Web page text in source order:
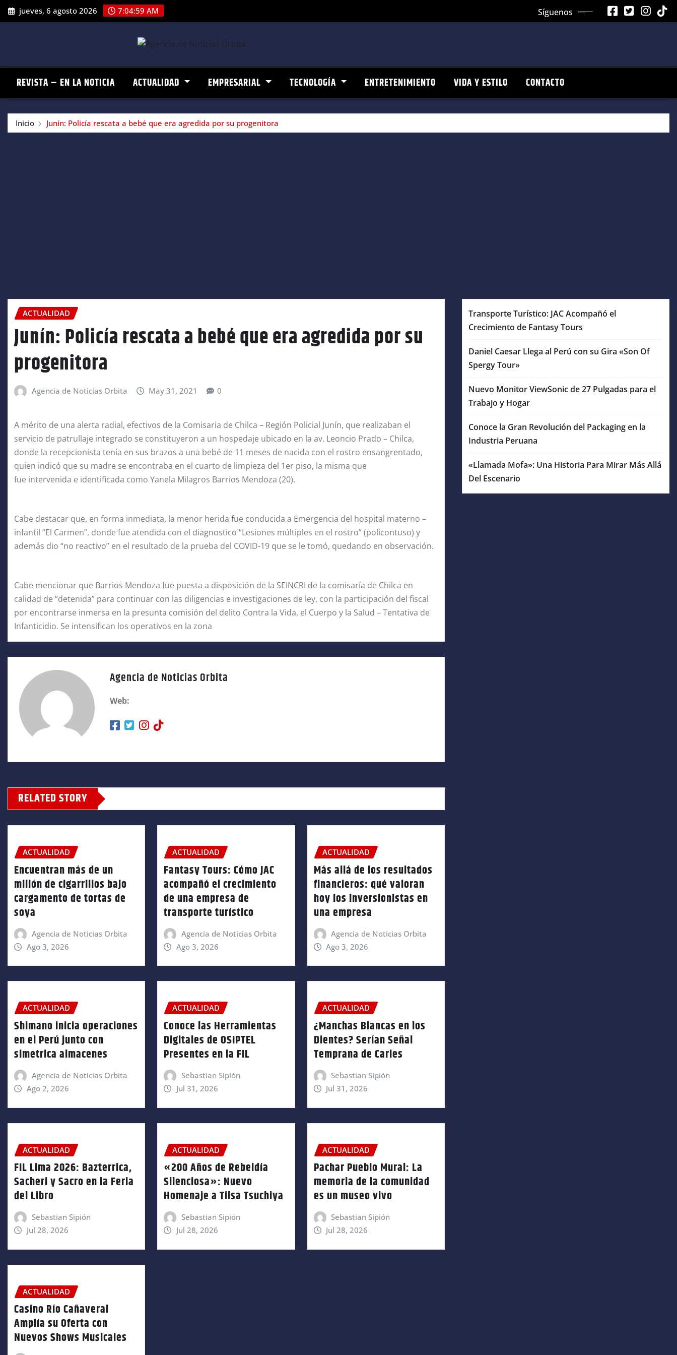
Saltar
al
jueves, 6 agosto 2026 7:04:59 AM Síguenos
REVISTA – EN LA NOTICIA ACTUALIDAD EMPRESARIAL TECNOLOGÍA ENTRETENIMIENTO VIDA Y ESTILO CONTACTO
Inicio Junín: Policía rescata a bebé que era agredida por su progenitora
ACTUALIDAD
Junín: Policía rescata a bebé que era agredida por su
progenitora
Agencia de Noticias Orbita May 31, 2021 0
A mérito de una alerta radial, efectivos de la Comisaria de Chilca – Región Policial Junín, que realizaban el
servicio de patrullaje integrado se constituyeron a un hospedaje ubicado en la av. Leoncio Prado – Chilca,
donde la recepcionista tenía en sus brazos a una bebé de 11 meses de nacida con el rostro ensangrentado,
quien indicó que su madre se encontraba en el cuarto de limpieza del 1er piso, la misma que
fue intervenida e identificada como Yanela Milagros Barrios Mendoza (20).
Cabe destacar que, en forma inmediata, la menor herida fue conducida a Emergencia del hospital materno –
infantil “El Carmen”, donde fue atendida con el diagnostico “Lesiones múltiples en el rostro” (policontuso) y
además dio “no reactivo” en el resultado de la prueba del COVID-19 que se le tomó, quedando en observación.
Cabe mencionar que Barrios Mendoza fue puesta a disposición de la SEINCRI de la comisaría de Chilca en
calidad de “detenida” para continuar con las diligencias e investigaciones de ley, con la participación del fiscal
por encontrarse inmersa en la presunta comisión del delito Contra la Vida, el Cuerpo y la Salud – Tentativa de
Infanticidio. Se intensifican los operativos en la zona
Agencia de Noticias Orbita
Web:
RELATED STORY
ACTUALIDAD
Encuentran más de un
millón de cigarrillos bajo
cargamento de tortas de
soya
Agencia de Noticias Orbita
Ago 3, 2026
ACTUALIDAD
Fantasy Tours: Cómo JAC
acompañó el crecimiento
de una empresa de
transporte turístico
Agencia de Noticias Orbita
Ago 3, 2026
ACTUALIDAD
Más allá de los resultados
financieros: qué valoran
hoy los inversionistas en
una empresa
Agencia de Noticias Orbita
Ago 3, 2026
ACTUALIDAD
Shimano inicia operaciones
en el Perú junto con
simetrica almacenes
Agencia de Noticias Orbita
Ago 2, 2026
ACTUALIDAD
Conoce las Herramientas
Digitales de OSIPTEL
Presentes en la FIL
Sebastian Sipión
Jul 31, 2026
ACTUALIDAD
¿Manchas Blancas en los
Dientes? Serían Señal
Temprana de Caries
Sebastian Sipión
Jul 31, 2026
ACTUALIDAD
FIL Lima 2026: Bazterrica,
Sacheri y Sacro en la Feria
del Libro
Sebastian Sipión
Jul 28, 2026
ACTUALIDAD
«200 Años de Rebeldía
Silenciosa»: Nuevo
Homenaje a Tilsa Tsuchiya
Sebastian Sipión
Jul 28, 2026
ACTUALIDAD
Pachar Pueblo Mural: La
memoria de la comunidad
es un museo vivo
Sebastian Sipión
Jul 28, 2026
ACTUALIDAD
Casino Río Cañaveral
Amplía su Oferta con
Nuevos Shows Musicales
Transporte Turístico: JAC Acompañó el
Crecimiento de Fantasy Tours
Daniel Caesar Llega al Perú con su Gira «Son Of
Spergy Tour»
Nuevo Monitor ViewSonic de 27 Pulgadas para el
Trabajo y Hogar
Conoce la Gran Revolución del Packaging en la
Industria Peruana
«Llamada Mofa»: Una Historia Para Mirar Más Allá
Del Escenario